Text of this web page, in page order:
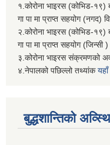
१.कोरोना भाइरस (कोभिड-१९)
गा पा मा प्राप्त सहयोग (नगद)
२.कोरोना भाइरस (कोभिड-१९)
गा पा मा प्राप्त सहयोग (जिन्सी
३.कोरोना भाइरस संक्रमणको
४.नेपालको पछिल्लो तथ्यांक
बुद्धशान्तिको